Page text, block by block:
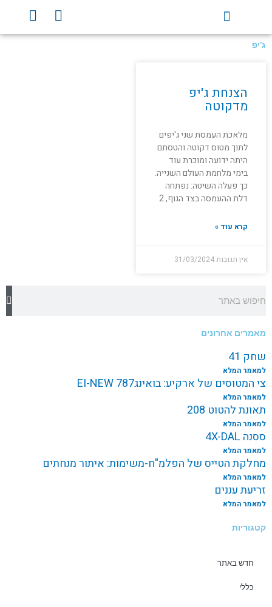
F
a
c
Y
o
u ג'יפ
הצנחת ג'יפ
מדקוטה
מלאכת העמסת שני ג'יפים
לתוך מטוס דקוטה והטסתם
היתה ידועה ומוכרת עוד
בימי מלחמת העולם השנייה.
כך פעלה השיטה: נפתחה
דלת ההעמסה בצד הגוף, 2
קרא עוד »
אין תגובות31/03/2024
מאמרים אחרונים
שחק 41
למאמר המלא
צי המטוסים של ארקיע: בואינג787 EI-NEW
למאמר המלא
תאונת להטוט 208
למאמר המלא
ססנה 4X-DAL
למאמר המלא
מחלקת הטייס של הפלמ"ח-משימות: איתור מנחתים
למאמר המלא
זריעת עננים
למאמר המלא
קטגוריות
חדש באתר
כללי